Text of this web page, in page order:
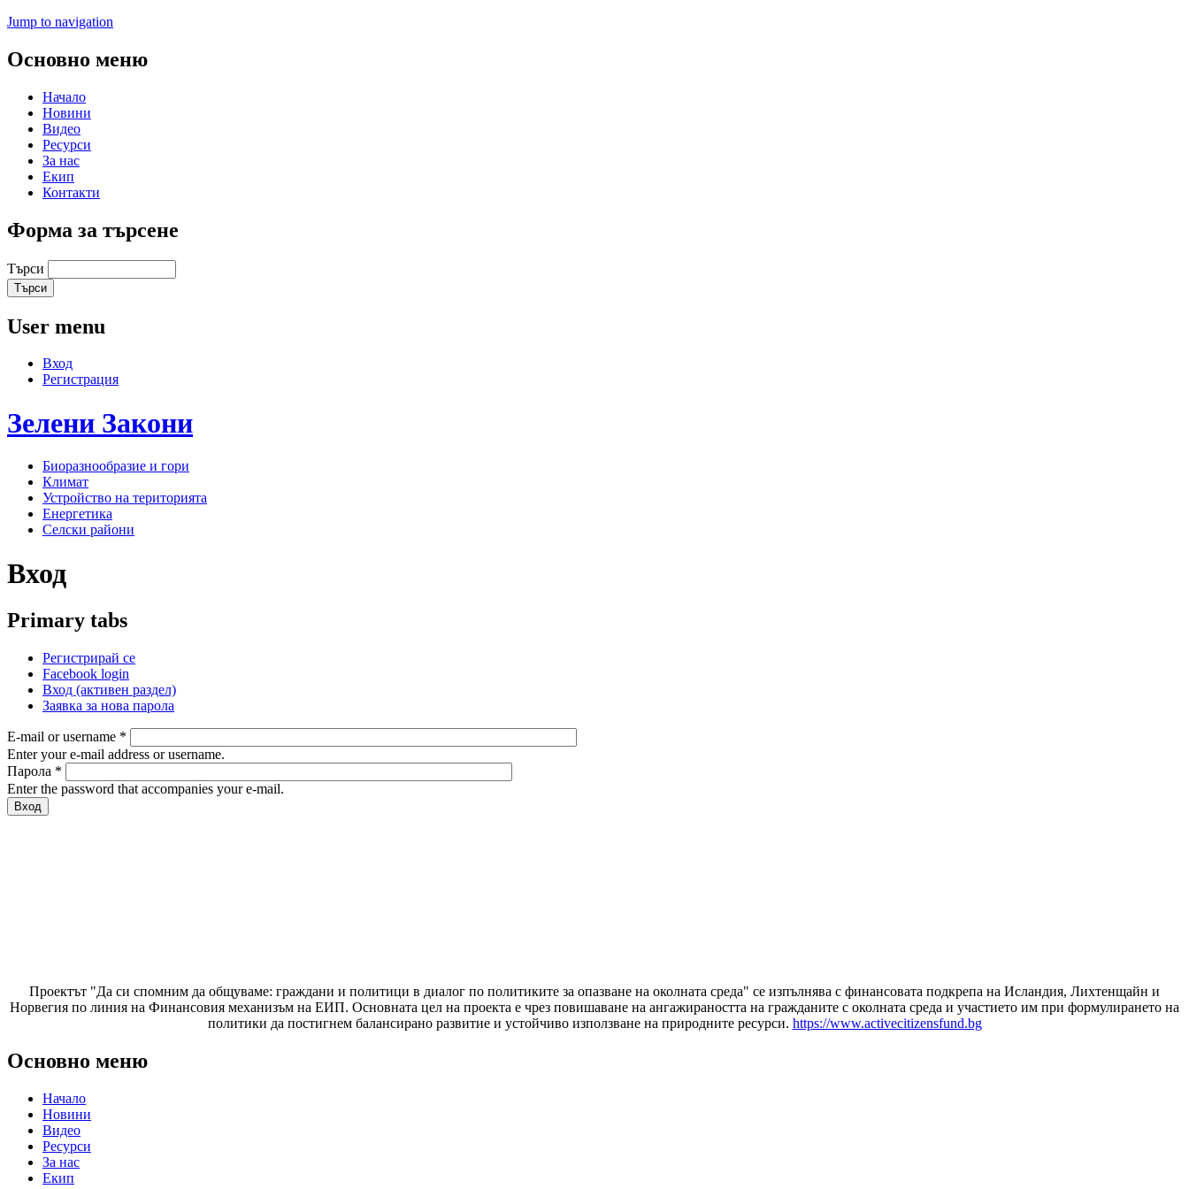
Jump to navigation
Основно меню
Начало
Новини
Видео
Ресурси
За нас
Екип
Контакти
Форма за търсене
Търси
User menu
Вход
Регистрация
Зелени Закони
Биоразнообразие и гори
Климат
Устройство на територията
Енергетика
Селски райони
Вход
Primary tabs
Регистрирай се
Facebook login
Вход (активен раздел)
Заявка за нова парола
E-mail or username *
Enter your e-mail address or username.
Парола *
Enter the password that accompanies your e-mail.
Проектът "Да си спомним да общуваме: граждани и политици в диалог по политиките за опазване на околната среда" се изпълнява с финансовата подкрепа на Исландия, Лихтенщайн и
Норвегия по линия на Финансовия механизъм на ЕИП. Основната цел на проекта е чрез повишаване на ангажираността на гражданите с околната среда и участието им при формулирането на
политики да постигнем балансирано развитие и устойчиво използване на природните ресурси. https://www.activecitizensfund.bg
Основно меню
Начало
Новини
Видео
Ресурси
За нас
Екип